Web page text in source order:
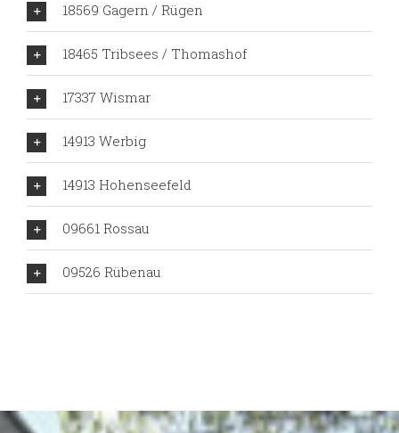
18569 Gagern / Rügen
18465 Tribsees / Thomashof
17337 Wismar
14913 Werbig
14913 Hohenseefeld
09661 Rossau
09526 Rübenau